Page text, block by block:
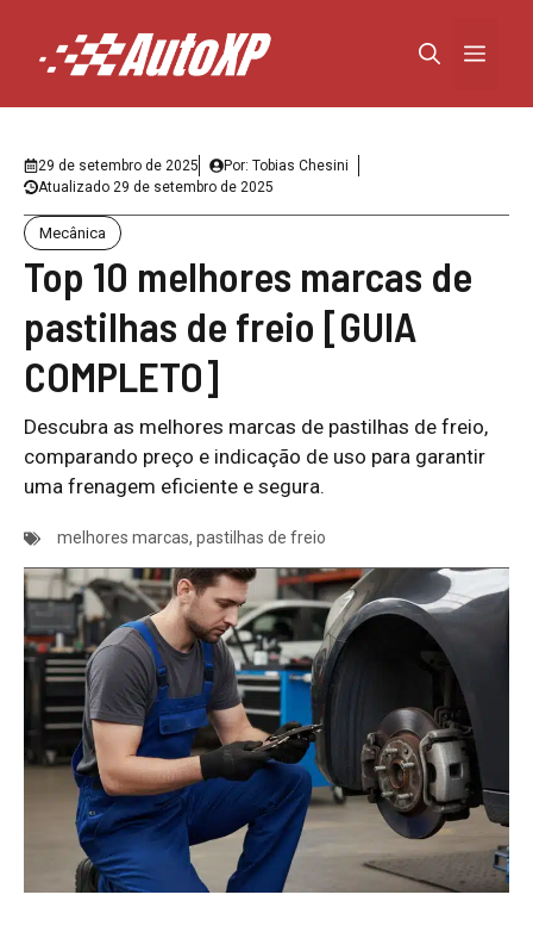
conteúdo
Menu
29 de setembro de 2025 Por: Tobias Chesini
Atualizado 29 de setembro de 2025
Mecânica
Top 10 melhores marcas de
pastilhas de freio [GUIA
COMPLETO]
Descubra as melhores marcas de pastilhas de freio,
comparando preço e indicação de uso para garantir
uma frenagem eficiente e segura.
melhores marcas, pastilhas de freio